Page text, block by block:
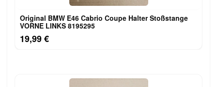
Original BMW E46 Cabrio Coupe Halter Stoßstange
VORNE LINKS 8195295
19,99 €